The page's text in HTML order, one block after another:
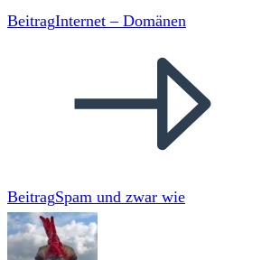
BeitragInternet – Domänen
BeitragSpam und zwar wie